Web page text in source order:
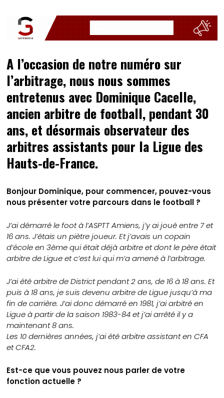
A l’occasion de notre numéro sur
l’arbitrage, nous nous sommes
entretenus avec Dominique Cacelle,
ancien arbitre de football, pendant 30
ans, et désormais observateur des
arbitres assistants pour la Ligue des
Hauts-de-France.
Bonjour Dominique, pour commencer, pouvez-vous
nous présenter votre parcours dans le football ?
J’ai démarré le foot à l’ASPTT Amiens, j’y ai joué entre 7 et
16 ans. J’étais un piètre joueur. Et j’avais un copain
d’école en 3ème qui était déjà arbitre et dont le père était
arbitre de Ligue et c’est lui qui m’a amené à l’arbitrage.
J’ai été arbitre de District pendant 2 ans, de 16 à 18 ans. Et
puis à 18 ans, je suis devenu arbitre de Ligue jusqu’à ma
fin de carrière. J’ai donc démarré en 1981, j’ai arbitré en
Ligue à partir de la saison 1983-84 et j’ai arrêté il y a
maintenant 8 ans.
Les 10 dernières années, j’ai été arbitre assistant en CFA
et CFA2.
Est-ce que vous pouvez nous parler de votre
fonction actuelle ?